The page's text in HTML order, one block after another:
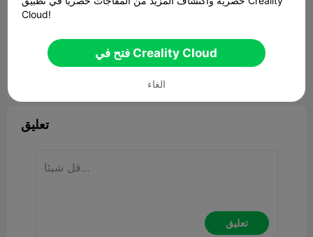
نموذج ثلاثي الأبعاد ذو صلة
6
تعليق
تعليق
Cloud!
فتح في Creality Cloud
الغاء